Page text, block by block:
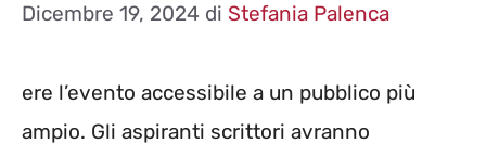
Dicembre 19, 2024 di Stefania Palenca
ere l’evento accessibile a un pubblico più
ampio. Gli aspiranti scrittori avranno